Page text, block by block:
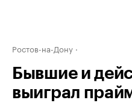
Ростов-на-Дону
Бывшие и
выиграл